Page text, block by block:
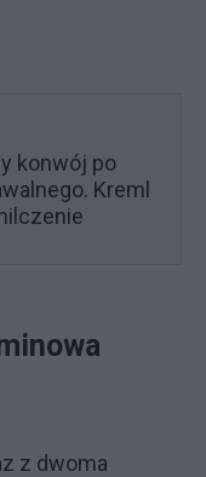
konwój po
Kreml
z dwoma